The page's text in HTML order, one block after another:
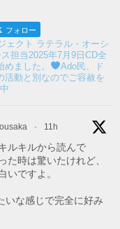
フォロー
ェクト ラテラル・オーシ
担当2025年7月9日CD全
ました。
Ado民、ド
活動と別なのでご容赦を
· 11h
ルキルから読んで
た時は驚いたけれど、
いですよ。
いな感じで完全に好み